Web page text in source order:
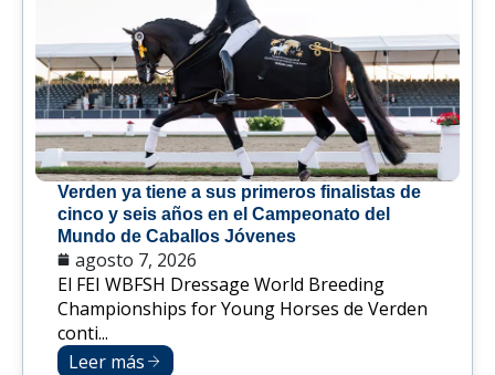
Verden ya tiene a sus primeros finalistas de
cinco y seis años en el Campeonato del
Mundo de Caballos Jóvenes
agosto 7, 2026
El FEI WBFSH Dressage World Breeding
Championships for Young Horses de Verden
conti...
Leer más